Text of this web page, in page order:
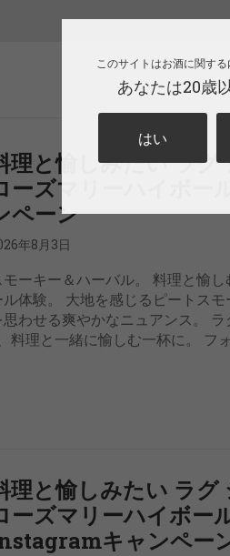
理と愉しみたい ラグ
ーズマリーハイボー
ペーン
年8月3日
モーキー＆ハーバル。 料理と愉
ル体験。 大地を感じるピートス
思わせる爽やかなニュアンス。
料理と一緒に愉しむ一杯に。 フ
理と愉しみたい ラグ
ーズマリーハイボー
キャンペー
このサイトはお酒に関する
あなたは20歳
はい